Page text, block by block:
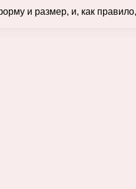
и размер, и, как